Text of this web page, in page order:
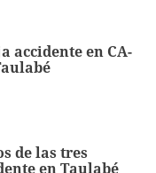
accidente en CA-
de las tres
en Taulabé